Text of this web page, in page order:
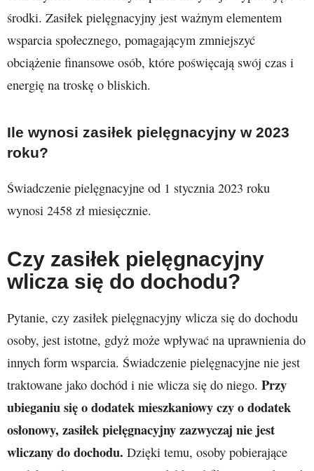
środki. Zasiłek pielęgnacyjny jest ważnym elementem
wsparcia społecznego, pomagającym zmniejszyć
obciążenie finansowe osób, które poświęcają swój czas i
energię na troskę o bliskich.
Ile wynosi zasiłek pielęgnacyjny w 2023
roku?
Świadczenie pielęgnacyjne od 1 stycznia 2023 roku
wynosi 2458 zł miesięcznie.
Czy zasiłek pielęgnacyjny
wlicza się do dochodu?
Pytanie, czy zasiłek pielęgnacyjny wlicza się do dochodu
osoby, jest istotne, gdyż może wpływać na uprawnienia do
innych form wsparcia. Świadczenie pielęgnacyjne nie jest
traktowane jako dochód i nie wlicza się do niego. Przy
ubieganiu się o dodatek mieszkaniowy czy o dodatek
osłonowy, zasiłek pielęgnacyjny zazwyczaj nie jest
wliczany do dochodu. Dzięki temu, osoby pobierające